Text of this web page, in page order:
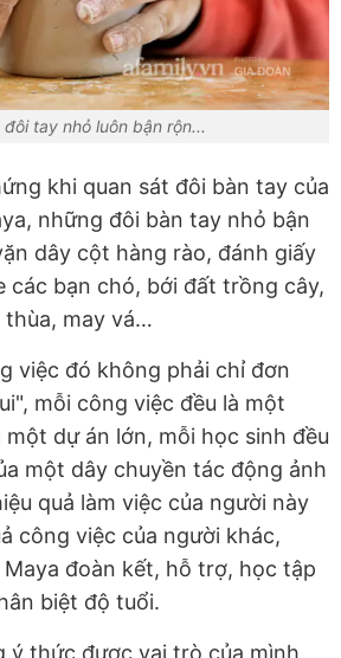
tay nhỏ luôn bận rộn...
khi quan sát đôi bàn tay của
những đôi bàn tay nhỏ bận
dây cột hàng rào, đánh giấy
các bạn chó, bới đất trồng cây,
thùa, may vá…
việc đó không phải chỉ đơn
mỗi công việc đều là một
dự án lớn, mỗi học sinh đều
một dây chuyền tác động ảnh
quả làm việc của người này
công việc của người khác,
đoàn kết, hỗ trợ, học tập
biệt độ tuổi.
ý thức được vai trò của mình,